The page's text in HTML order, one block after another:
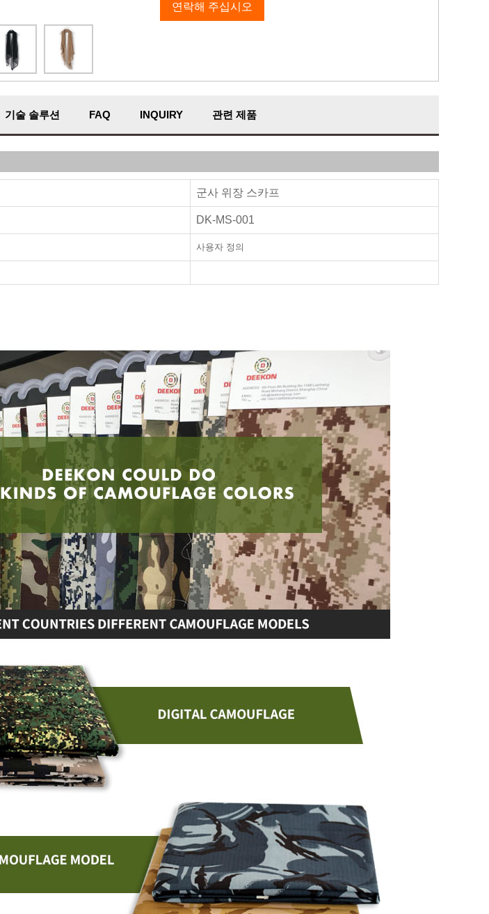
연락해 주십시오
기술 솔루션 FAQ INQUIRY 관련 제품
군사 위장 스카프
DK-MS-001
사용자 정의